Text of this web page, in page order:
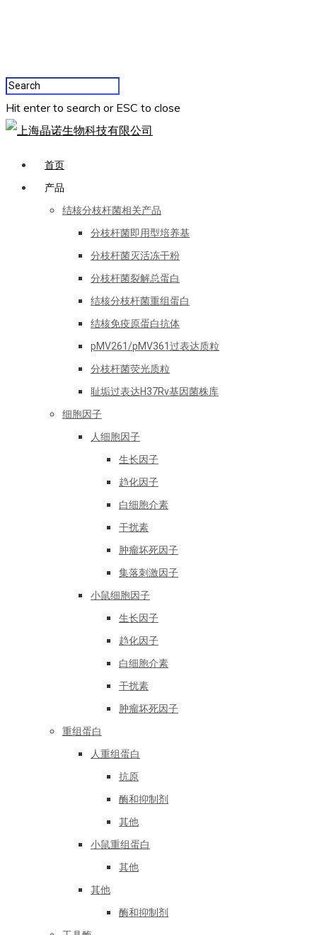
Hit enter to search or ESC to close
首页
产品
结核分枝杆菌相关产品
分枝杆菌即用型培养基
分枝杆菌灭活冻干粉
分枝杆菌裂解总蛋白
结核分枝杆菌重组蛋白
结核免疫原蛋白抗体
pMV261/pMV361过表达质粒
分枝杆菌荧光质粒
耻垢过表达H37Rv基因菌株库
细胞因子
人细胞因子
生长因子
趋化因子
白细胞介素
干扰素
肿瘤坏死因子
集落刺激因子
小鼠细胞因子
生长因子
趋化因子
白细胞介素
干扰素
肿瘤坏死因子
重组蛋白
人重组蛋白
抗原
酶和抑制剂
其他
小鼠重组蛋白
其他
其他
酶和抑制剂